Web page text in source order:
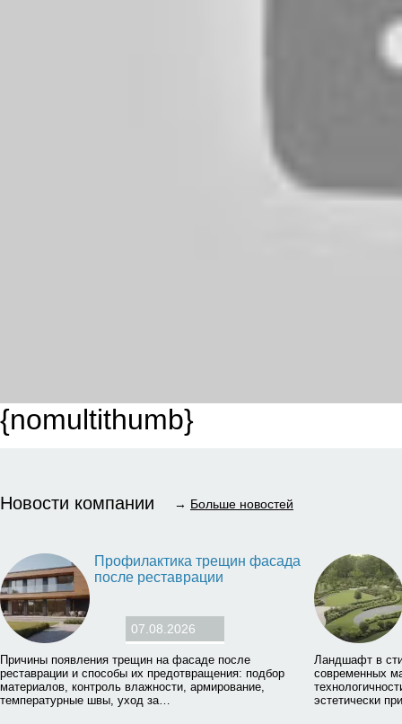
{nomultithumb}
Новости компании → Больше новостей
Профилактика трещин фасада
после реставрации
07.08.2026
Причины появления трещин на фасаде после
реставрации и способы их предотвращения: подбор
материалов, контроль влажности, армирование,
температурные швы, уход за…
Ландшафт в
современных
эстетически